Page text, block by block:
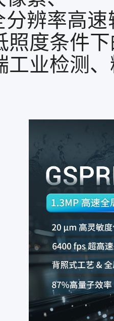
分辨率高
照度条件
工业检测